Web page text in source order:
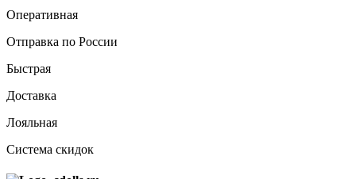
Оперативная
Отправка по России
Быстрая
Доставка
Лояльная
Система скидок